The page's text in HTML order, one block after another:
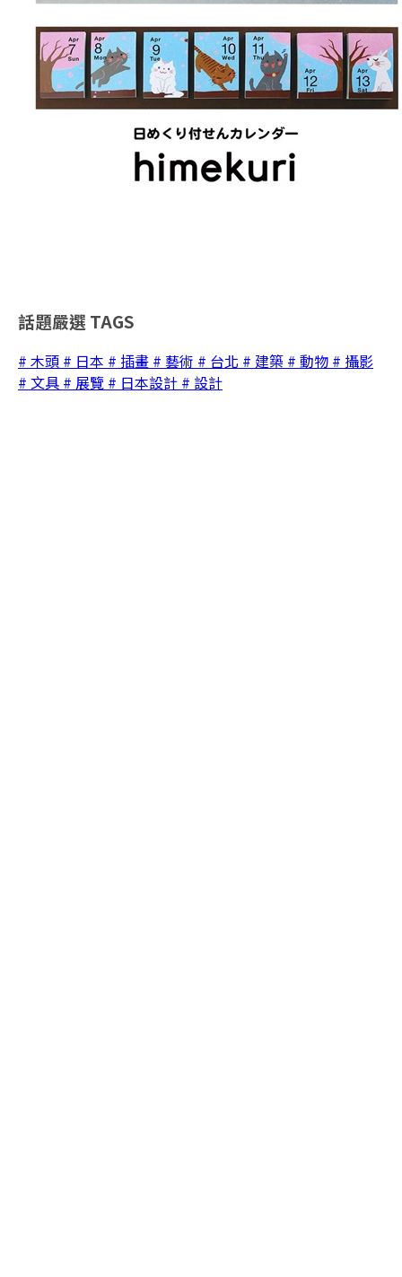
話題嚴選 TAGS
# 木頭 # 日本 # 插畫 # 藝術 # 台北 # 建築 # 動物 # 攝影
# 文具 # 展覽 # 日本設計 # 設計